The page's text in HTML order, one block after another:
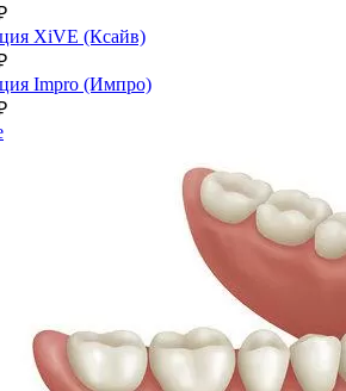
XiVE (Ксайв)
Impro (Импро)